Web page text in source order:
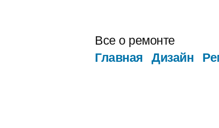
Все о ремонте
Главная Дизайн